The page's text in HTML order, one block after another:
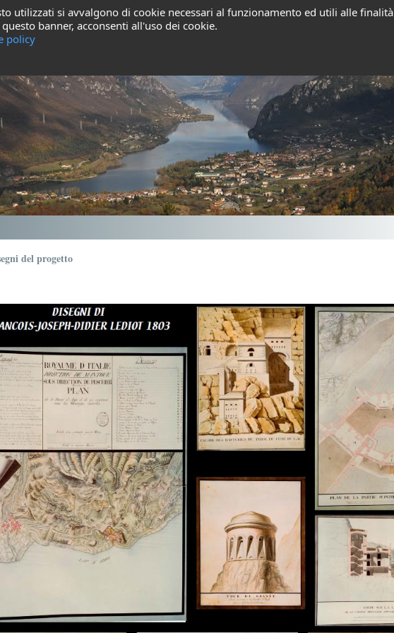
del progetto
utilizzati si avvalgono di cookie necessari al funzionamento ed utili alle finalità
banner, acconsenti all'uso dei cookie.
policy